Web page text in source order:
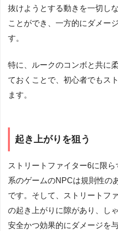
抜けようとする動きを一切し
ことができ、一方的にダメー
す。
特に、ルークのコンボと共に
ておくことで、初心者でもス
ます。
起き上がりを狙う
ストリートファイター6に限
系のゲームのNPCは規則性の
です。そして、ストリートフ
の起き上がりに隙があり、し
安全かつ効果的にダメージを